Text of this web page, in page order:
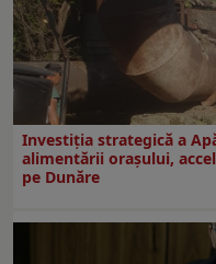
Investiția strategică a
alimentării orașului,
pe Dunăre